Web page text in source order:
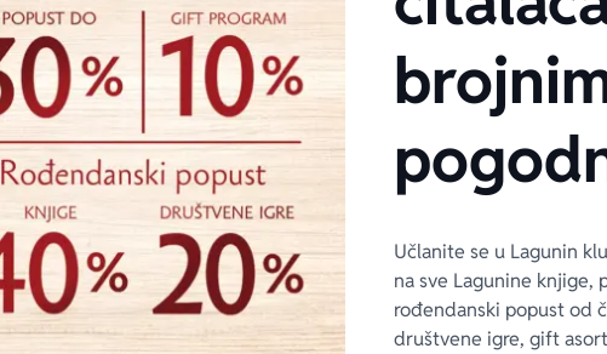
Učlanite se u Lagunin
na sve Lagunine knjige,
rođendanski popust od
društvene igre, gift